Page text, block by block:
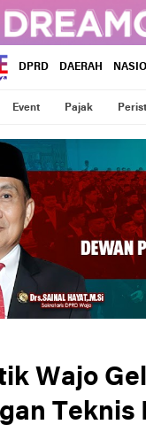
DPRD DAERAH
Event Pajak
Wajo
Teknis